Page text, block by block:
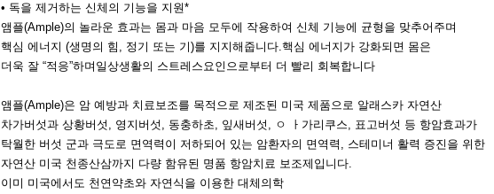
• 독을 제거하는 신체의 기능을 지원*
앰플(Ample)의 놀라운 효과는 몸과 마음 모두에 작용하여 신체 기능에 균형을 맞추어주며
핵심 에너지 (생명의 힘, 정기 또는 기)를 지지해줍니다.핵심 에너지가 강화되면 몸은
더욱 잘 “적응”하며일상생활의 스트레스요인으로부터 더 빨리 회복합니다
앰플(Ample)은 암 예방과 치료보조를 목적으로 제조된 미국 제품으로 알래스카 자연산
차가버섯과 상황버섯, 영지버섯, 동충하초, 잎새버섯, ㅇ ㅏ가리쿠스, 표고버섯 등 항암효과가
탁월한 버섯 군과 극도로 면역력이 저하되어 있는 암환자의 면역력, 스테미너 활력 증진을 위한
자연산 미국 천종산삼까지 다량 함유된 명품 항암치료 보조제입니다.
이미 미국에서도 천연약초와 자연식을 이용한 대체의학